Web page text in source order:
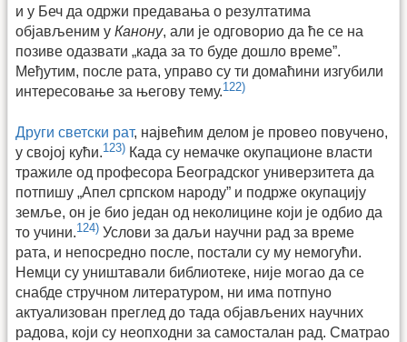
и у Беч да одржи предавања о резултатима
објављеним у Канону, али је одговорио да ће се на
позиве одазвати „када за то буде дошло време”.
Међутим, после рата, управо су ти домаћини изгубили
интересовање за његову тему.122)
Други светски рат, највећим делом је провео повучено,
у својој кући.123) Када су немачке окупационе власти
тражиле од професора Београдског универзитета да
потпишу „Апел српском народу” и подрже окупацију
земље, он је био један од неколицине који је одбио да
то учини.124) Услови за даљи научни рад за време
рата, и непосредно после, постали су му немогући.
Немци су уништавали библиотеке, није могао да се
снабде стручном литературом, ни има потпуно
актуализован преглед до тада објављених научних
радова, који су неопходни за самосталан рад. Сматрао